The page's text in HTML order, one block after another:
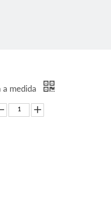
a medida